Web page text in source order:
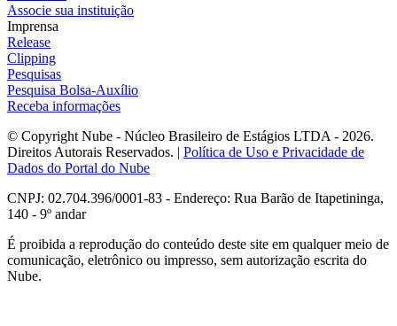
Associe sua instituição
Imprensa
Release
Clipping
Pesquisas
Pesquisa Bolsa-Auxílio
Receba informações
© Copyright Nube - Núcleo Brasileiro de Estágios LTDA - 2026.
Direitos Autorais Reservados. | Política de Uso e Privacidade de
Dados do Portal do Nube
CNPJ: 02.704.396/0001-83 - Endereço: Rua Barão de Itapetininga,
140 - 9º andar
É proibida a reprodução do conteúdo deste site em qualquer meio de
comunicação, eletrônico ou impresso, sem autorização escrita do
Nube.